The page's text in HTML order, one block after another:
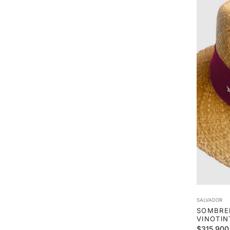
SALVADOR
Precio